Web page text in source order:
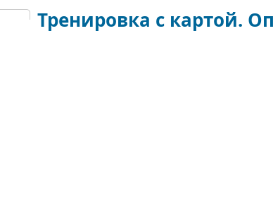
Тренировка с картой.